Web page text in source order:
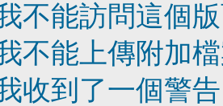
不能訪問這個
不能上傳附加
收到了一個警